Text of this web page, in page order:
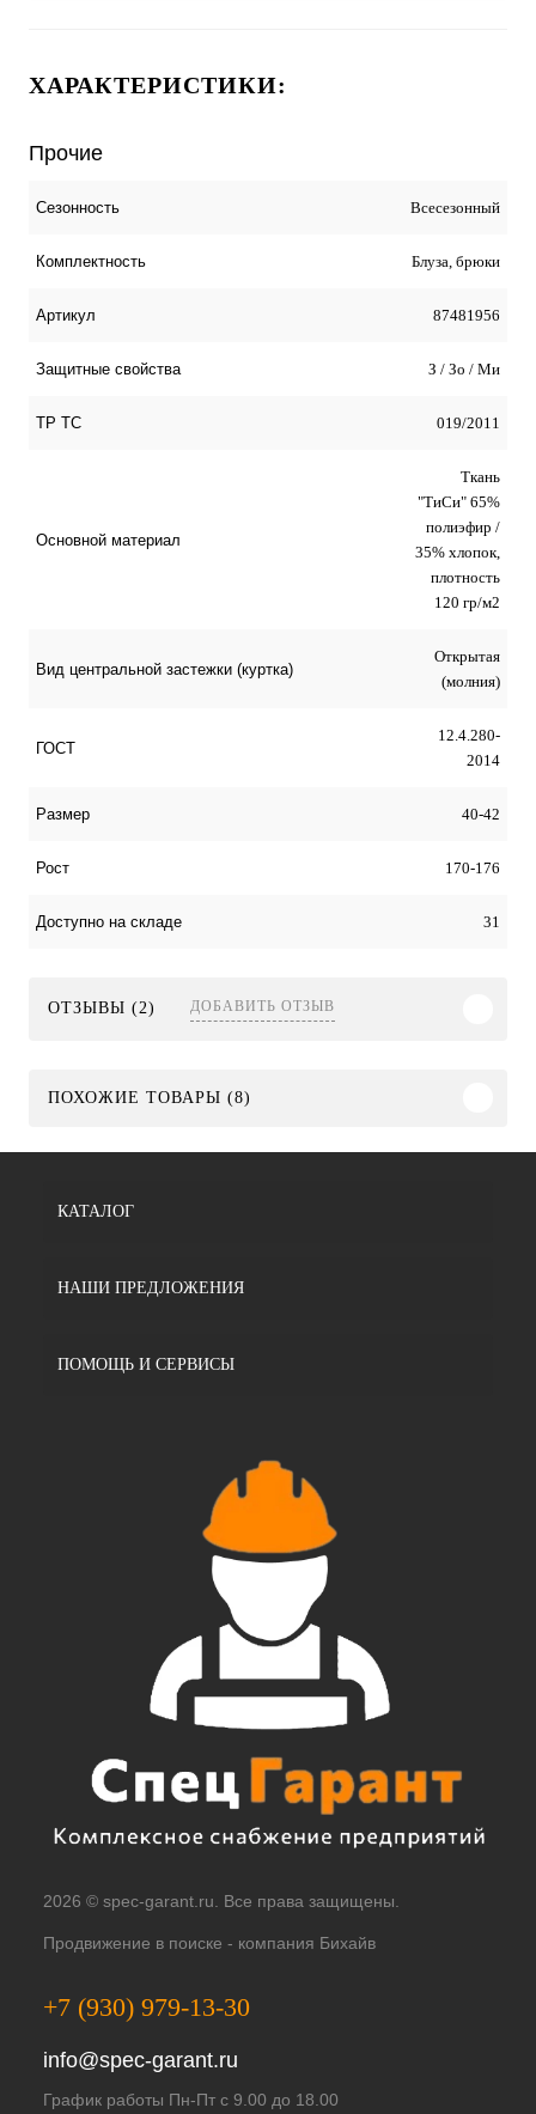
ХАРАКТЕРИСТИКИ:
Прочие
Сезонность Всесезонный
Комплектность Блуза, брюки
Артикул 87481956
Защитные свойства З / Зо / Ми
ТР ТС 019/2011
Основной материал
Ткань
"ТиСи" 65%
полиэфир /
35% хлопок,
плотность
120 гр/м2
Вид центральной застежки (куртка)
Открытая
(молния)
ГОСТ
12.4.280-
2014
Размер 40-42
Рост 170-176
Доступно на складе 31
ОТЗЫВЫ (2) ДОБАВИТЬ ОТЗЫВ
ПОХОЖИЕ ТОВАРЫ (8)
КАТАЛОГ
НАШИ ПРЕДЛОЖЕНИЯ
ПОМОЩЬ И СЕРВИСЫ
2026 © spec-garant.ru. Все права защищены.
Продвижение в поиске - компания Бихайв
+7 (930) 979-13-30
info@spec-garant.ru
График работы Пн-Пт с 9.00 до 18.00